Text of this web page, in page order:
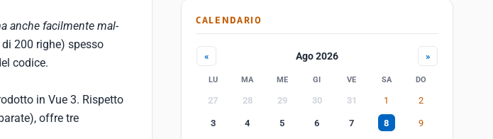
anche facilmente mal-
200 righe) spesso
codice.
in Vue 3. Rispetto
offre tre
CALENDARIO
« Ago 2026 »
LU MA ME GI VE SA DO
27 28 29 30 31 1 2
3 4 5 6 7 8 9